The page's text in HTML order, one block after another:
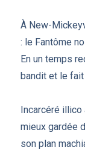
À New-
: le Fantôme
En un temps
bandit et le
Incarcéré illico
mieux gardée
son plan